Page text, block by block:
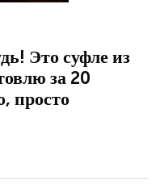
Это суфле из
за 20
просто